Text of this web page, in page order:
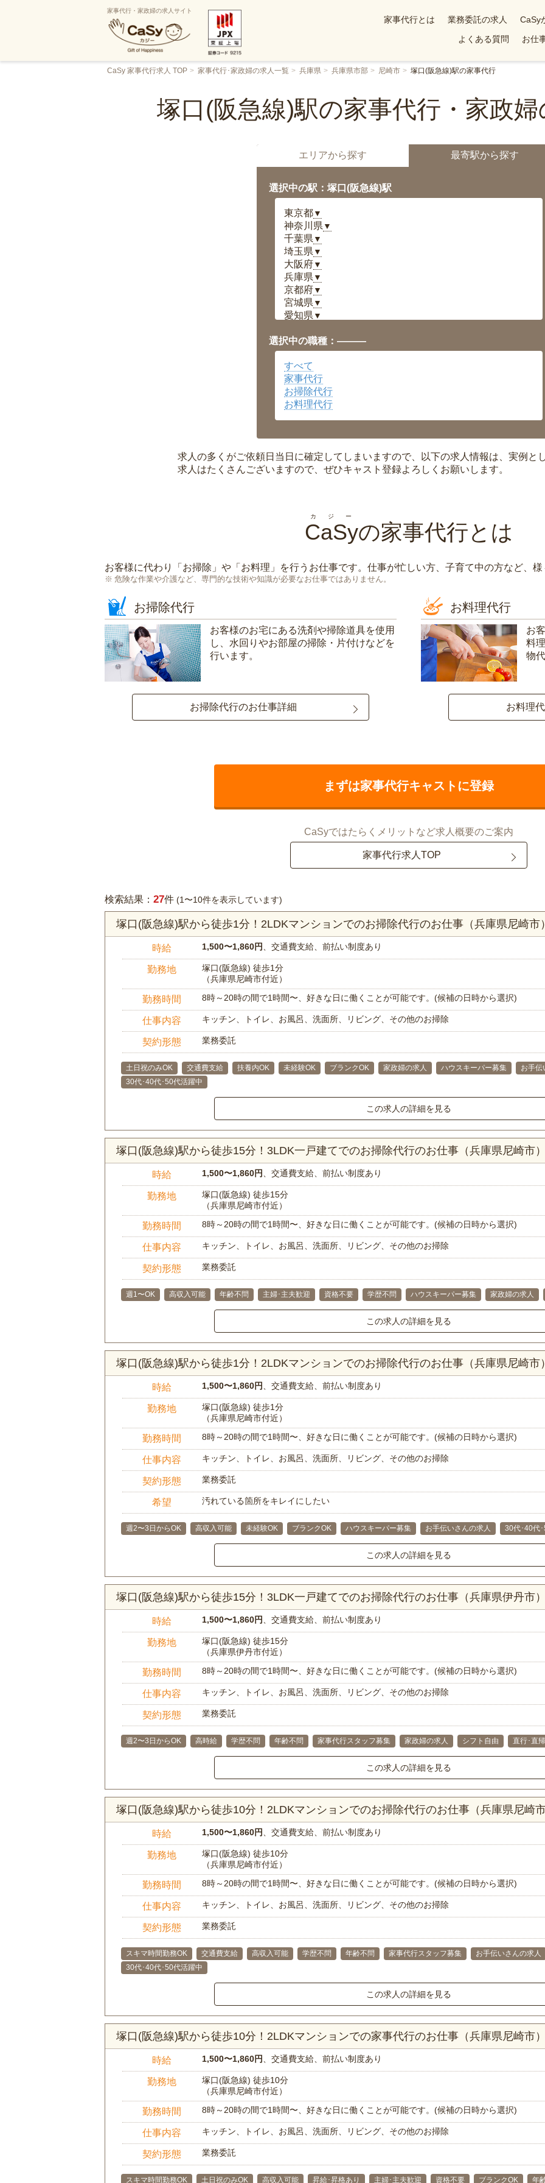
家事代行・家政婦の求人サイト
家事代行とは 業務委託の求人 CaSy
よくある質問
お仕
CaSy 家事代行求人 TOP 家事代行･家政婦の求人一覧 兵庫県 兵庫県市部 尼崎市 塚口(阪急線)駅の家事代行
塚口(阪急線)駅の家事代行・家政
エリアから探す 最寄駅から探す
選択中の駅：塚口(阪急線)駅
東京都▼
神奈川県 ▼
千葉県 ▼
埼玉県 ▼
大阪府▼
兵庫県 ▼
京都府▼
宮城県 ▼
愛知県 ▼
岡山県▼
広島県▼
沖縄県
選択中の職種：———
すべて
家事代行
お掃除代行
お料理代行
求人の多くがご依頼日当日に確定してしまいますので、以下の求人情報は、実例と
求人はたくさんございますので、ぜひキャスト登録よろしくお願いします。
CaSy
カジー
の家事代行とは
お客様に代わり「 お掃除 」や「 お料理 」を行うお仕事です。仕事が忙しい方、子育て中の方など、
危険な作業や介護など、専門的な技術や知識が必要なお仕事ではありません。
お掃除代行
お客様のお宅にある洗剤や掃除道具を使用
し、水回りやお部屋の掃除・片付けなどを
行います。
お掃除代行のお仕事詳細
お料理代行
お
料
物
お料理
まずは家事代行キャストに登録
CaSyではたらくメリットなど求人概要のご案内
家事代行求人TOP
検索結果： 27件 (1〜10件を表示しています)
塚口(阪急線)駅から徒歩1分！2LDKマンションでのお掃除代行のお仕事（兵庫県尼崎市）
時給 1,500〜1,860円 、交通費支給、前払い制度あり
勤務地
塚口(阪急線) 徒歩1分
（兵庫県尼崎市付近）
勤務時間 8時～20時の間で1時間〜、好きな日に働くことが可能です。(候補の日時から選択)
仕事内容 キッチン、トイレ、お風呂、洗面所、リビング、その他のお掃除
契約形態 業務委託
土日祝のみOK 交通費支給 扶養内OK 未経験OK ブランクOK 家政婦の求人 ハウスキーパー募集 お手伝
30代･40代･50代活躍中
この求人の詳細を見る
塚口(阪急線)駅から徒歩15分！3LDK一戸建てでのお掃除代行のお仕事（兵庫県尼崎市）
時給 1,500〜1,860円 、交通費支給、前払い制度あり
勤務地
塚口(阪急線) 徒歩15分
（兵庫県尼崎市付近）
勤務時間 8時～20時の間で1時間〜、好きな日に働くことが可能です。(候補の日時から選択)
仕事内容 キッチン、トイレ、お風呂、洗面所、リビング、その他のお掃除
契約形態 業務委託
週1〜OK 高収入可能 年齢不問 主婦･主夫歓迎 資格不要 学歴不問 ハウスキーパー募集 家政婦の求人
この求人の詳細を見る
塚口(阪急線)駅から徒歩1分！2LDKマンションでのお掃除代行のお仕事（兵庫県尼崎市）
時給 1,500〜1,860円 、交通費支給、前払い制度あり
勤務地
塚口(阪急線) 徒歩1分
（兵庫県尼崎市付近）
勤務時間 8時～20時の間で1時間〜、好きな日に働くことが可能です。(候補の日時から選択)
仕事内容 キッチン、トイレ、お風呂、洗面所、リビング、その他のお掃除
契約形態 業務委託
希望 汚れている箇所をキレイにしたい
週2〜3日からOK 高収入可能 未経験OK ブランクOK ハウスキーパー募集 お手伝いさんの求人 30代･40代
この求人の詳細を見る
塚口(阪急線)駅から徒歩15分！3LDK一戸建てでのお掃除代行のお仕事（兵庫県伊丹市）
時給 1,500〜1,860円 、交通費支給、前払い制度あり
勤務地
塚口(阪急線) 徒歩15分
（兵庫県伊丹市付近）
勤務時間 8時～20時の間で1時間〜、好きな日に働くことが可能です。(候補の日時から選択)
仕事内容 キッチン、トイレ、お風呂、洗面所、リビング、その他のお掃除
契約形態 業務委託
週2〜3日からOK 高時給 学歴不問 年齢不問 家事代行スタッフ募集 家政婦の求人 シフト自由 直行･直
この求人の詳細を見る
塚口(阪急線)駅から徒歩10分！2LDKマンションでのお掃除代行のお仕事（兵庫県尼崎市
時給 1,500〜1,860円 、交通費支給、前払い制度あり
勤務地
塚口(阪急線) 徒歩10分
（兵庫県尼崎市付近）
勤務時間 8時～20時の間で1時間〜、好きな日に働くことが可能です。(候補の日時から選択)
仕事内容 キッチン、トイレ、お風呂、洗面所、リビング、その他のお掃除
契約形態 業務委託
スキマ時間勤務OK 交通費支給 高収入可能 学歴不問 年齢不問 家事代行スタッフ募集 お手伝いさんの求人
30代･40代･50代活躍中
この求人の詳細を見る
塚口(阪急線)駅から徒歩10分！2LDKマンションでの家事代行のお仕事（兵庫県尼崎市）
時給 1,500〜1,860円 、交通費支給、前払い制度あり
勤務地
塚口(阪急線) 徒歩10分
（兵庫県尼崎市付近）
勤務時間 8時～20時の間で1時間〜、好きな日に働くことが可能です。(候補の日時から選択)
仕事内容 キッチン、トイレ、お風呂、洗面所、リビング、その他のお掃除
契約形態 業務委託
スキマ時間勤務OK 土日祝のみOK 高収入可能 昇給･昇格あり 主婦･主夫歓迎 資格不要 ブランクOK 年